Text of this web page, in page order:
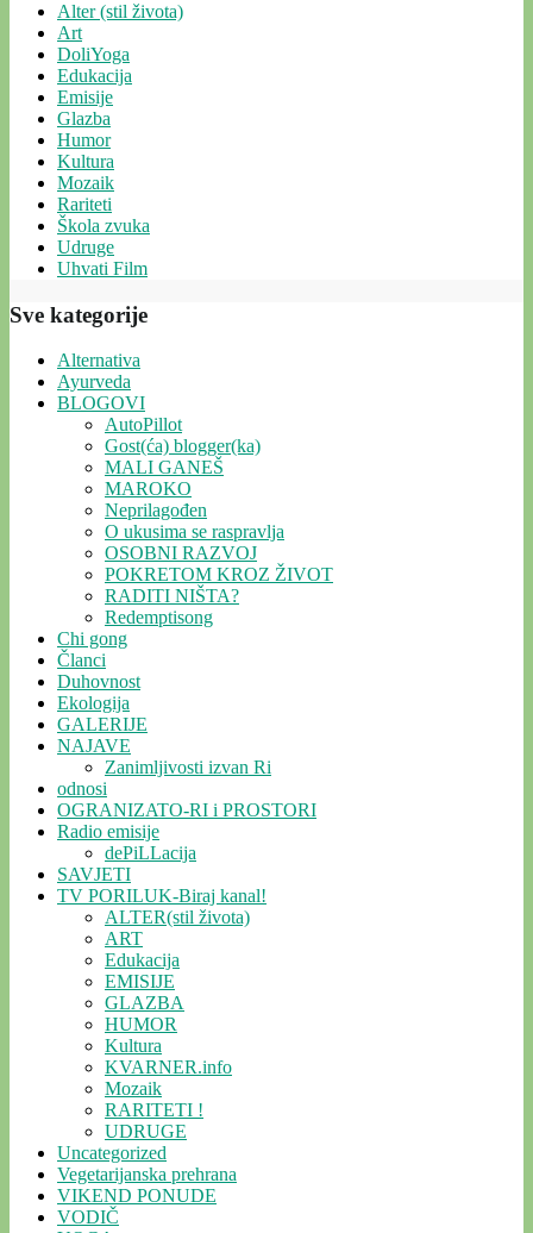
Alter (stil života)
Art
DoliYoga
Edukacija
Emisije
Glazba
Humor
Kultura
Mozaik
Rariteti
Škola zvuka
Udruge
Uhvati Film
Sve kategorije
Alternativa
Ayurveda
BLOGOVI
AutoPillot
Gost(ća) blogger(ka)
MALI GANEŠ
MAROKO
Neprilagođen
O ukusima se raspravlja
OSOBNI RAZVOJ
POKRETOM KROZ ŽIVOT
RADITI NIŠTA?
Redemptisong
Chi gong
Članci
Duhovnost
Ekologija
GALERIJE
NAJAVE
Zanimljivosti izvan Ri
odnosi
OGRANIZATO-RI i PROSTORI
Radio emisije
dePiLLacija
SAVJETI
TV PORILUK-Biraj kanal!
ALTER(stil života)
ART
Edukacija
EMISIJE
GLAZBA
HUMOR
Kultura
KVARNER.info
Mozaik
RARITETI !
UDRUGE
Uncategorized
Vegetarijanska prehrana
VIKEND PONUDE
VODIČ